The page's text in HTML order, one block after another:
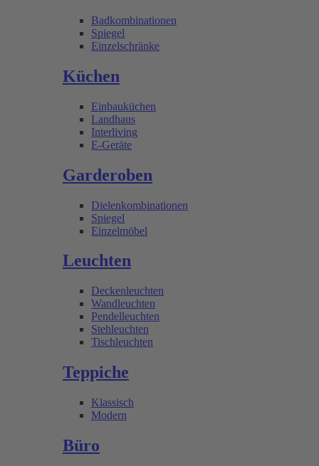
Badkombinationen
Spiegel
Einzelschränke
Küchen
Einbauküchen
Landhaus
Interliving
E-Geräte
Garderoben
Dielenkombinationen
Spiegel
Einzelmöbel
Leuchten
Deckenleuchten
Wandleuchten
Pendelleuchten
Stehleuchten
Tischleuchten
Teppiche
Klassisch
Modern
Büro